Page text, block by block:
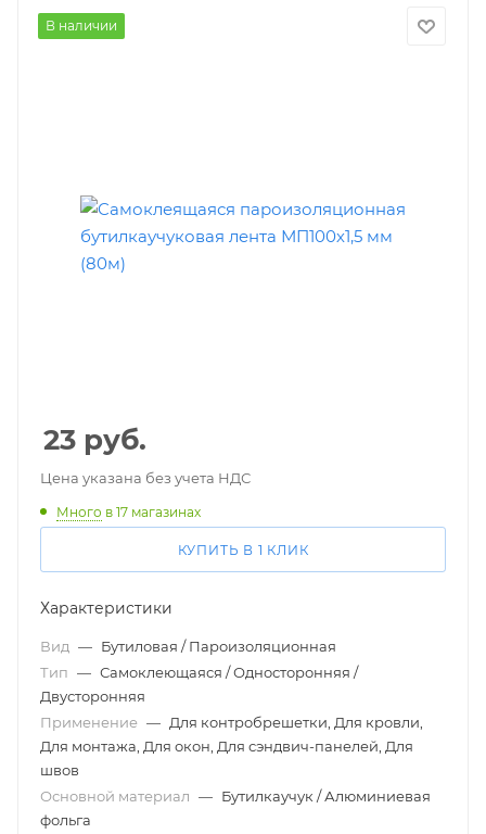
В наличии
23 руб.
Цена указана без учета НДС
Много в 17 магазинах
КУПИТЬ В 1 КЛИК
Характеристики
Вид — Бутиловая / Пароизоляционная
Тип — Самоклеющаяся / Односторонняя /
Двусторонняя
Применение — Для контробрешетки, Для кровли,
Для монтажа, Для окон, Для сэндвич-панелей, Для
швов
Основной материал — Бутилкаучук / Алюминиевая
фольга